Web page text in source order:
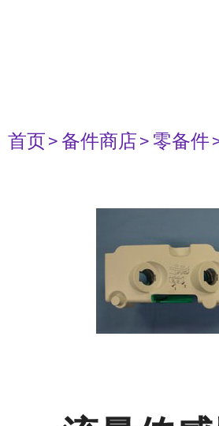
首页> 备件商店> 零备件